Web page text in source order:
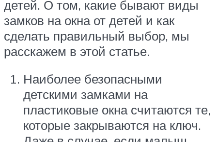
детей. О том, какие бывают виды
замков на окна от детей и как
сделать правильный выбор, мы
расскажем в этой статье.
Наиболее безопасными
детскими замками на
пластиковые окна считаются те,
которые закрываются на ключ.